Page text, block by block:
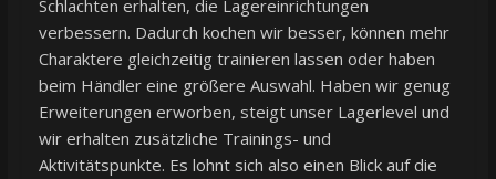
Schlachten erhalten, die Lagereinrichtungen
verbessern. Dadurch kochen wir besser, können mehr
Charaktere gleichzeitig trainieren lassen oder haben
beim Händler eine größere Auswahl. Haben wir genug
Erweiterungen erworben, steigt unser Lagerlevel und
wir erhalten zusätzliche Trainings- und
Aktivitätspunkte. Es lohnt sich also einen Blick auf die